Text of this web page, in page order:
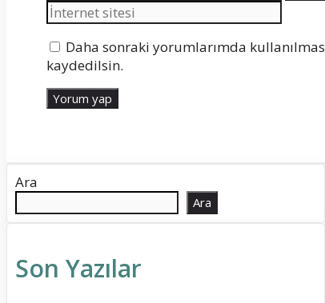
posta
Daha sonraki yorumlarımda
kaydedilsin.
Ara
Ara
Son Yazılar